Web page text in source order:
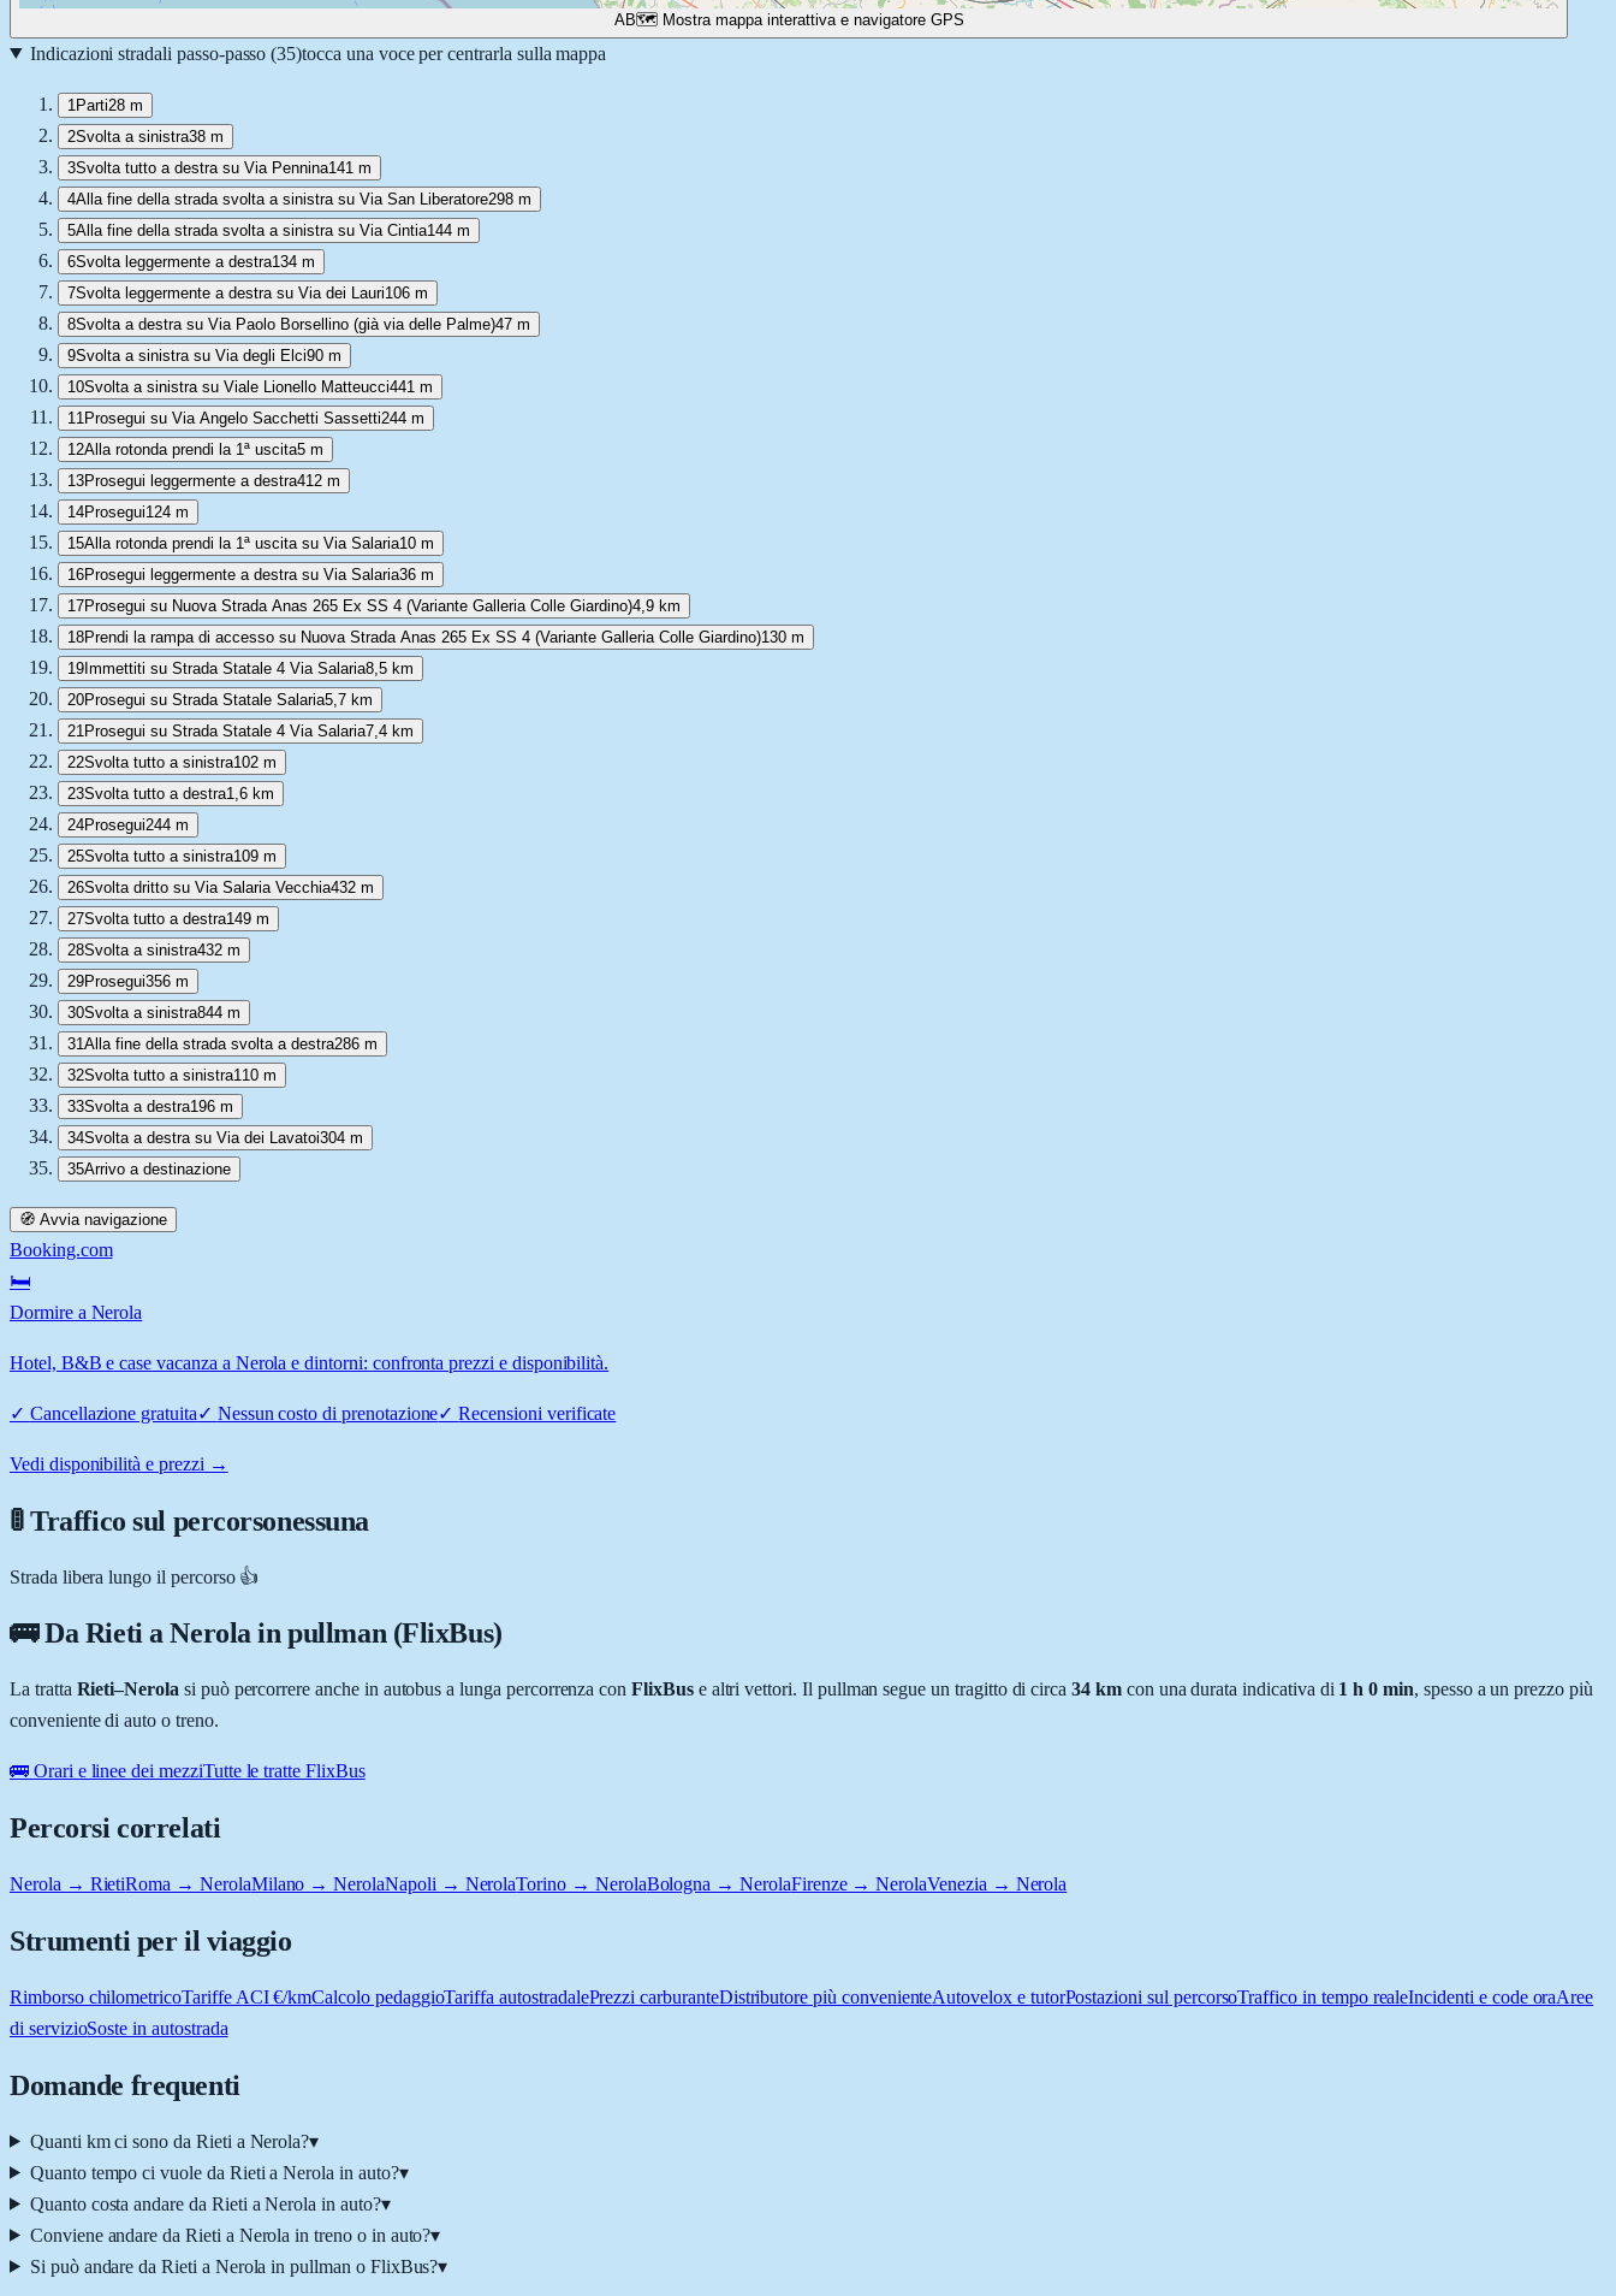
AB🗺️ Mostra mappa interattiva e navigatore GPS
Indicazioni stradali passo-passo (35)tocca una voce per centrarla sulla mappa
1 Parti28 m
2Svolta a sinistra38 m
3Svolta tutto a destra su Via Pennina141 m
4Alla fine della strada svolta a sinistra su Via San Liberatore298 m
5Alla fine della strada svolta a sinistra su Via Cintia144 m
6Svolta leggermente a destra134 m
7Svolta leggermente a destra su Via dei Lauri106 m
8Svolta a destra su Via Paolo Borsellino (già via delle Palme)47 m
9Svolta a sinistra su Via degli Elci90 m
10Svolta a sinistra su Viale Lionello Matteucci441 m
11 Prosegui su Via Angelo Sacchetti Sassetti244 m
12Alla rotonda prendi la 1ª uscita5 m
13Prosegui leggermente a destra412 m
14Prosegui124 m
15Alla rotonda prendi la 1ª uscita su Via Salaria10 m
16Prosegui leggermente a destra su Via Salaria36 m
17Prosegui su Nuova Strada Anas 265 Ex SS 4 (Variante Galleria Colle Giardino)4,9 km
18Prendi la rampa di accesso su Nuova Strada Anas 265 Ex SS 4 (Variante Galleria Colle Giardino)130 m
19Immettiti su Strada Statale 4 Via Salaria8,5 km
20Prosegui su Strada Statale Salaria5,7 km
21 Prosegui su Strada Statale 4 Via Salaria7,4 km
22Svolta tutto a sinistra102 m
23Svolta tutto a destra1,6 km
24Prosegui244 m
25Svolta tutto a sinistra109 m
26Svolta dritto su Via Salaria Vecchia432 m
27Svolta tutto a destra149 m
28Svolta a sinistra432 m
29Prosegui356 m
30Svolta a sinistra844 m
31Alla fine della strada svolta a destra286 m
32Svolta tutto a sinistra110 m
33Svolta a destra196 m
34Svolta a destra su Via dei Lavatoi304 m
35Arrivo a destinazione
🧭 Avvia navigazione
Booking.com
🛏️
Dormire a Nerola
Hotel, B&B e case vacanza a Nerola e dintorni: confronta prezzi e disponibilità.
✓ Cancellazione gratuita✓ Nessun costo di prenotazione✓Recensioni verificate
Vedi disponibilità e prezzi →
🚦 Traffico sul percorsonessuna
Strada libera lungo il percorso 👍
🚌 DaRietiaNerolain pullman (FlixBus)
La tratta Rieti–Nerola si può percorrere anche in autobus a lunga percorrenza conFlixBuse altri vettori. Il pullman segue un tragitto di circa 34 kmcon una durata indicativa di 1 h 0 min, spesso a un prezzo più
conveniente di auto o treno.
🚌 Orari e linee dei mezziTutte le tratte FlixBus
Percorsi correlati
Nerola → RietiRoma → NerolaMilano → NerolaNapoli → NerolaTorino → NerolaBologna → NerolaFirenze → NerolaVenezia → Nerola
Strumenti per il viaggio
Rimborso chilometricoTariffe ACI €/kmCalcolo pedaggioTariffa autostradalePrezzi carburanteDistributore più convenienteAutovelox e tutorPostazioni sul percorsoTraffico in tempo realeIncidenti e code oraAree
di servizioSoste in autostrada
Domande frequenti
Quanti km ci sono da Rieti a Nerola?▾
Quanto tempo ci vuole da Rieti a Nerola in auto?▾
Quanto costa andare da Rieti a Nerola in auto?▾
Conviene andare da Rieti a Nerola in treno o in auto?▾
Si può andare da Rieti a Nerola in pullman o FlixBus?▾